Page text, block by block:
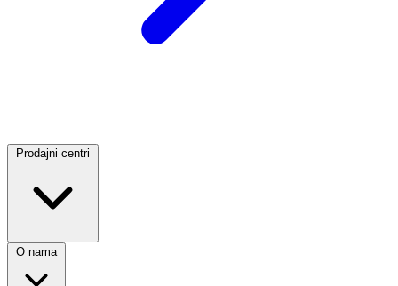
Prodajni centri
O nama